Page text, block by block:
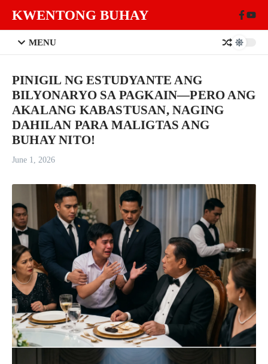
KWENTONG BUHAY
MENU
PINIGIL NG ESTUDYANTE ANG
BILYONARYO SA PAGKAIN—PERO ANG
AKALANG KABASTUSAN, NAGING
DAHILAN PARA MALIGTAS ANG
BUHAY NITO!
June 1, 2026